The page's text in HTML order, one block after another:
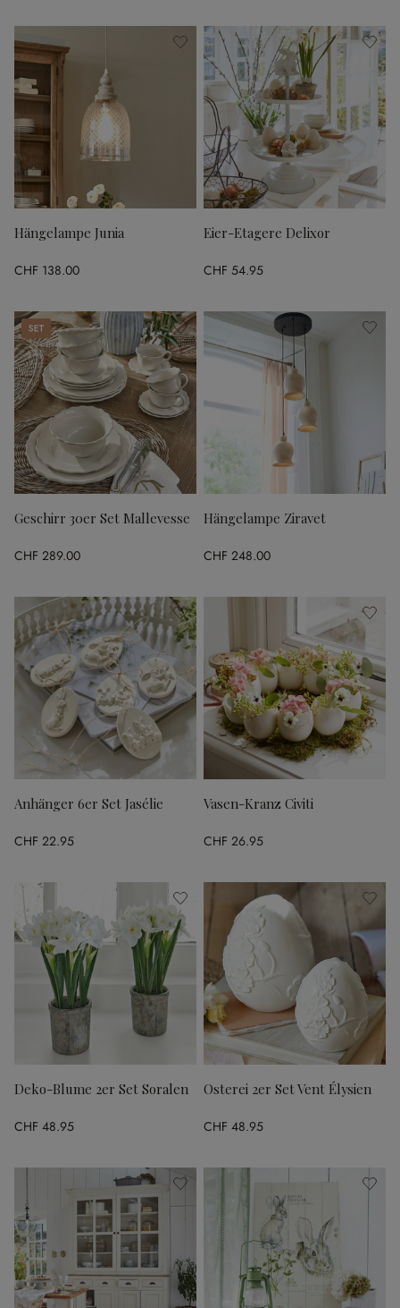
Hängelampe Junia
CHF 138.00
Eier-Etagere Delixor
CHF 54.95
Set
Geschirr 30er Set Mallevesse
CHF 289.00
Hängelampe Ziravet
CHF 248.00
Anhänger 6er Set Jasélie
CHF 22.95
Vasen-Kranz Civiti
CHF 26.95
Deko-Blume 2er Set Soralen
CHF 48.95
Osterei 2er Set Vent Élysien
CHF 48.95